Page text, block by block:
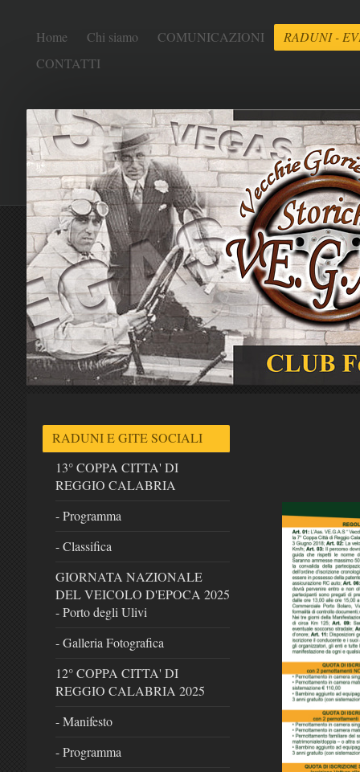
Home Chi siamo COMUNICAZIONI
RADUNI -
CONTATTI
RADUNI E GITE SOCIALI
13° COPPA CITTA' DI
REGGIO CALABRIA
- Programma
- Classifica
GIORNATA NAZIONALE
DEL VEICOLO D'EPOCA 2025
- Porto degli Ulivi
- Galleria Fotografica
12° COPPA CITTA' DI
REGGIO CALABRIA 2025
- Manifesto
- Programma